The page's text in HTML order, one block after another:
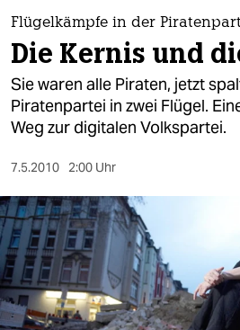
themen
politik
öko
gesellschaft
sport
berlin
nord
Flügelkämpfe in der
Die Kernis und
Sie waren alle Piraten, jetzt
Piratenpartei in zwei Flügel.
Weg zur digitalen Volkspartei.
7.5.2010 2:00 Uhr